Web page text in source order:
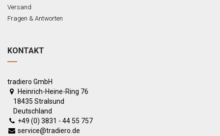
Versand
Fragen & Antworten
KONTAKT
tradiero GmbH
Heinrich-Heine-Ring 76
18435 Stralsund
Deutschland
+49 (0) 3831 - 44 55 757
service@tradiero.de